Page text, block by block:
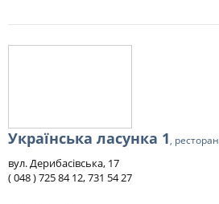
Українська ласунка 1, ресторан
вул. Дерибасівська, 17
( 048 ) 725 84 12, 731 54 27